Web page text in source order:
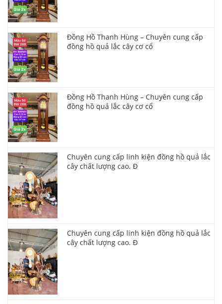
Đồng Hồ Thanh Hùng – Chuyên cung cấp
đồng hồ quả lắc cây cơ cổ
Đồng Hồ Thanh Hùng – Chuyên cung cấp
đồng hồ quả lắc cây cơ cổ
Chuyên cung cấp linh kiện đồng hồ quả lắc
cây chất lượng cao. Đ
Chuyên cung cấp linh kiện đồng hồ quả lắc
cây chất lượng cao. Đ